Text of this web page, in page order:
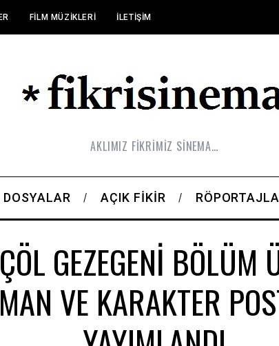
FILM MÜZIKLERI İLETIŞIM
AKLIMIZ FİKRİMİZ SİNEMA…
DOSYALAR AÇIK FIKIR
GEZEGENİ BÖLÜM
VE KARAKTER